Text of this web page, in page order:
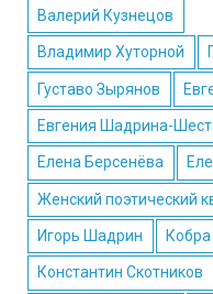
Валерий Кузнецов
Владимир Хуторной
Густаво Зырянов
Евгения Шадрина-
Елена Берсенёва
Женский поэтический
Игорь Шадрин Кобра
Константин Скотников